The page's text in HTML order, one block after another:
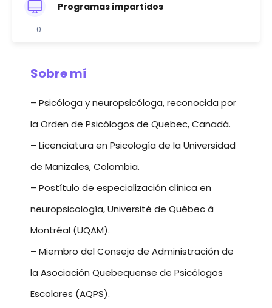
Programas impartidos
0
Sobre mí
– Psicóloga y neuropsicóloga, reconocida por
la Orden de Psicólogos de Quebec, Canadá.
– Licenciatura en Psicología de la Universidad
de Manizales, Colombia.
– Postítulo de especialización clínica en
neuropsicología, Université de Québec à
Montréal (UQAM).
– Miembro del Consejo de Administración de
la Asociación Quebequense de Psicólogos
Escolares (AQPS).